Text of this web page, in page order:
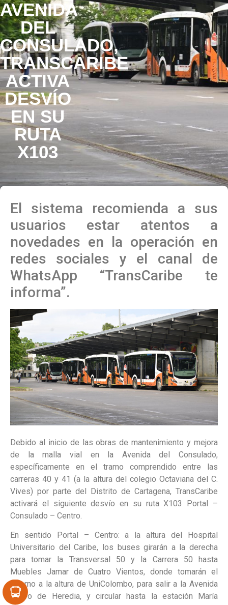
AVENIDA
DEL
CONSULADO,
TRANSCARIBE
ACTIVA
DESVÍO
EN SU
RUTA
X103
El sistema recomienda a sus
usuarios estar atentos a
novedades en la operación en
redes sociales y el canal de
WhatsApp “TransCaribe te
informa”.
Debido al inicio de las obras de mantenimiento y mejora
de la malla vial en la Avenida del Consulado,
específicamente en el tramo comprendido entre las
carreras 40 y 41 (a la altura del colegio Octaviana del C.
Vives) por parte del Distrito de Cartagena, TransCaribe
activará el siguiente desvío en su ruta X103 Portal –
Consulado – Centro.
En sentido Portal – Centro: a la altura del Hospital
Universitario del Caribe, los buses girarán a la derecha
para tomar la Transversal 50 y la Carrera 50 hasta
Muebles Jamar de Cuatro Vientos, donde tomarán el
retorno a la altura de UniColombo, para salir a la Avenida
Pedro de Heredia, y circular hasta la estación María